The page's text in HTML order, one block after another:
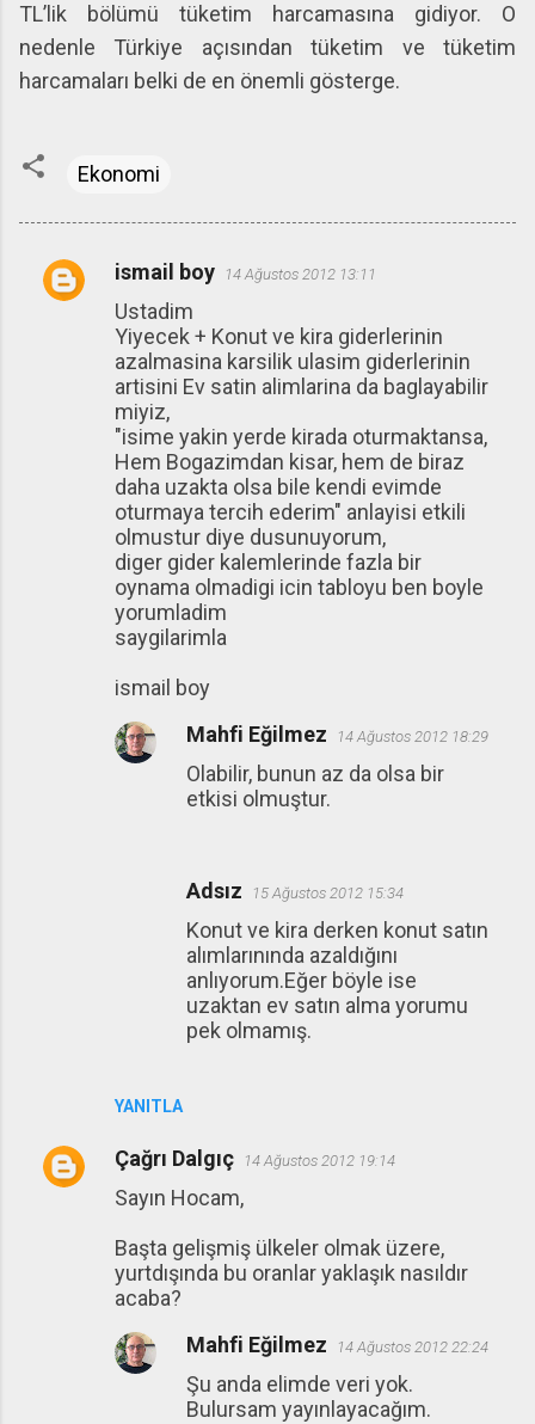
TL’lik bölümü tüketim harcamasına gidiyor. O
nedenle Türkiye açısından tüketim ve tüketim
harcamaları belki de en önemli gösterge.
Ekonomi
Y
ismail boy 14 Ağustos 2012 13:11
Ustadim
Yiyecek + Konut ve kira giderlerinin
azalmasina karsilik ulasim giderlerinin
artisini Ev satin alimlarina da baglayabilir
miyiz,
"isime yakin yerde kirada oturmaktansa,
Hem Bogazimdan kisar, hem de biraz
daha uzakta olsa bile kendi evimde
oturmaya tercih ederim" anlayisi etkili
olmustur diye dusunuyorum,
diger gider kalemlerinde fazla bir
oynama olmadigi icin tabloyu ben boyle
yorumladim
saygilarimla
ismail boy
YANITLA
Mahfi Eğilmez 14 Ağustos 2012 18:29
Olabilir, bunun az da olsa bir
etkisi olmuştur.
Adsız 15 Ağustos 2012 15:34
Konut ve kira derken konut satın
alımlarınında azaldığını
anlıyorum.Eğer böyle ise
uzaktan ev satın alma yorumu
pek olmamış.
Çağrı Dalgıç 14 Ağustos 2012 19:14
Sayın Hocam,
Başta gelişmiş ülkeler olmak üzere,
yurtdışında bu oranlar yaklaşık nasıldır
acaba?
Mahfi Eğilmez 14 Ağustos 2012 22:24
Şu anda elimde veri yok.
Bulursam yayınlayacağım.